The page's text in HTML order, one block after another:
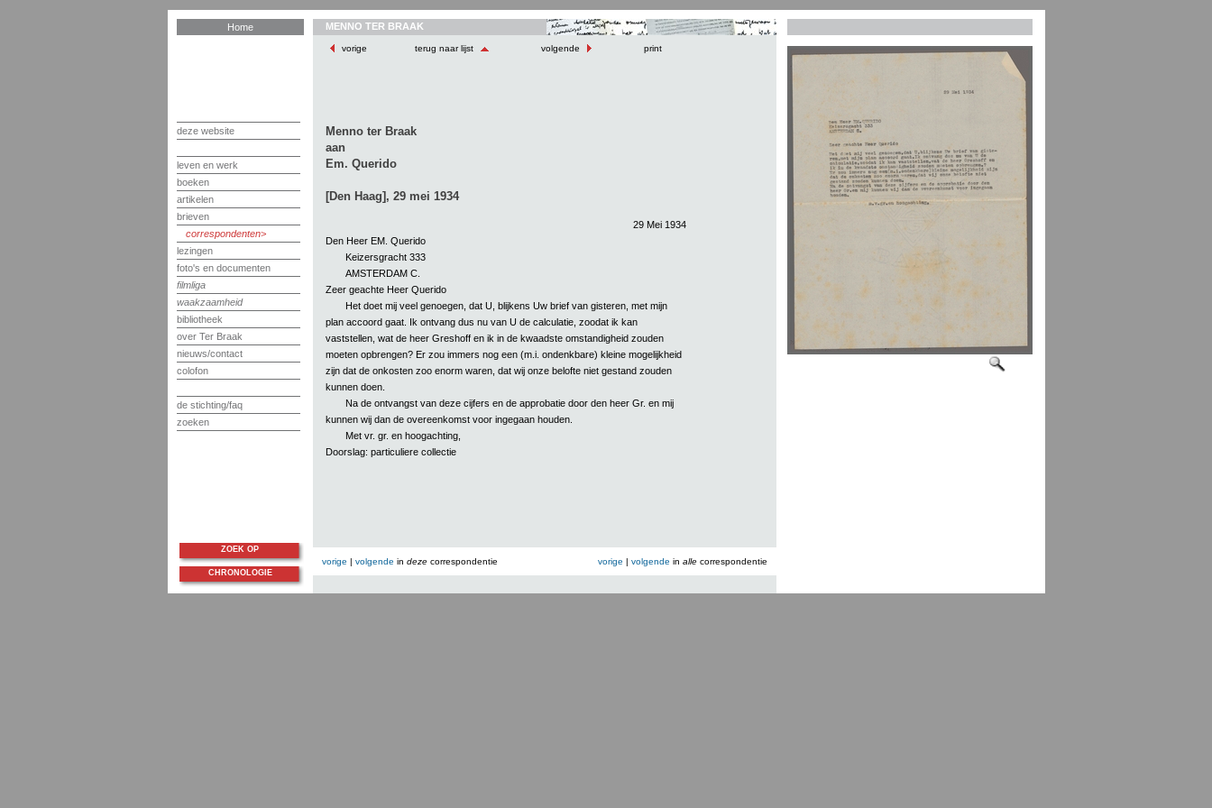
Home
deze website
leven en werk
boeken
artikelen
brieven
correspondenten
lezingen
foto's en documenten
filmliga
waakzaamheid
bibliotheek
over Ter Braak
nieuws/contact
colofon
de stichting/faq
zoeken
MENNO TER BRAAK
vorige terug naar lijst volgende print
Menno ter Braak
aan
Em. Querido
[Den Haag], 29 mei 1934
29 Mei 1934
Den Heer EM. Querido
Keizersgracht 333
AMSTERDAM C.
Zeer geachte Heer Querido
Het doet mij veel genoegen, dat U, blijkens Uw brief van gisteren, met mijn
plan accoord gaat. Ik ontvang dus nu van U de calculatie, zoodat ik kan
vaststellen, wat de heer Greshoff en ik in de kwaadste omstandigheid zouden
moeten opbrengen? Er zou immers nog een (m.i. ondenkbare) kleine mogelijkheid
zijn dat de onkosten zoo enorm waren, dat wij onze belofte niet gestand zouden
kunnen doen.
Na de ontvangst van deze cijfers en de approbatie door den heer Gr. en mij
kunnen wij dan de overeenkomst voor ingegaan houden.
Met vr. gr. en hoogachting,
Doorslag: particuliere collectie
vorige | volgende in dezecorrespondentie vorige | volgende in allecorrespondentie
ZOEK OP
CHRONOLOGIE